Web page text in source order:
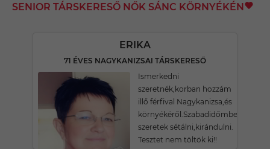
SENIOR TÁRSKERESŐ NŐK SÁNC KÖRNYÉKÉN
ERIKA
71 ÉVES NAGYKANIZSAI TÁRSKERESŐ
Ismerkedni
szeretnék,korban hozzám
illő férfival Nagykanizsa,és
környékéről.Szabadidőmben
szeretek sétálni,kirándulni.
Tesztet nem töltök ki!!